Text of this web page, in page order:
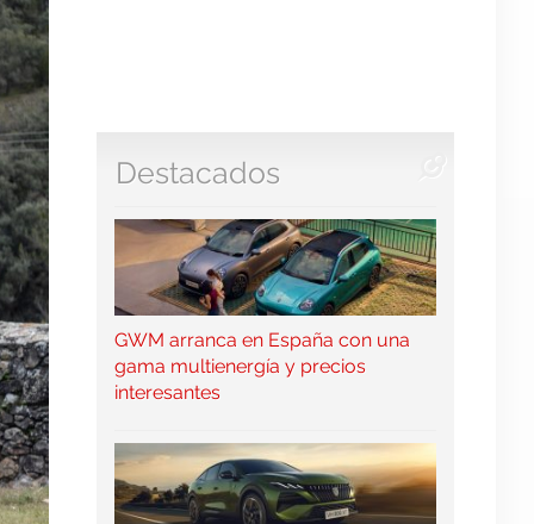
Destacados
GWM arranca en España con una
gama multienergía y precios
interesantes